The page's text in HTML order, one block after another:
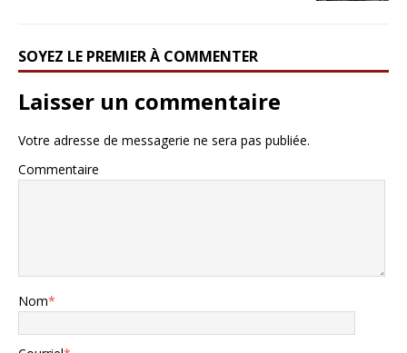
SOYEZ LE PREMIER À COMMENTER
Laisser un commentaire
Votre adresse de messagerie ne sera pas publiée.
Commentaire
Nom*